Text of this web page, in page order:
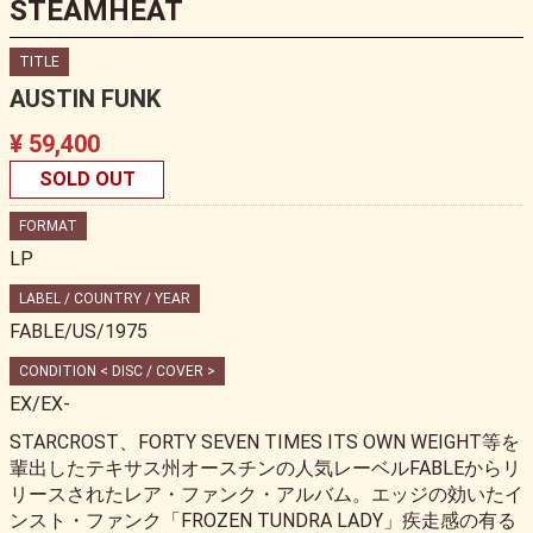
STEAMHEAT
TITLE
AUSTIN FUNK
¥ 59,400
SOLD OUT
FORMAT
LP
LABEL / COUNTRY / YEAR
FABLE/US/1975
CONDITION < DISC / COVER >
EX/EX-
STARCROST、FORTY SEVEN TIMES ITS OWN WEIGHT等を
輩出したテキサス州オースチンの人気レーベルFABLEからリ
リースされたレア・ファンク・アルバム。エッジの効いたイ
ンスト・ファンク「FROZEN TUNDRA LADY」疾走感の有る